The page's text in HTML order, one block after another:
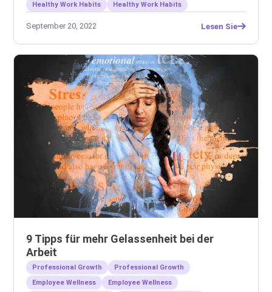
Healthy Work Habits
Healthy Work Habits
September 20, 2022 Lesen Sie
9 Tipps für mehr Gelassenheit bei der
Arbeit
Professional Growth
Professional Growth
Employee Wellness
Employee Wellness